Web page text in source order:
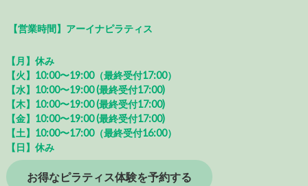
【営業時間】アーイナピラティス
【月】休み
【火】10:00〜19:00（最終受付17:00）
【水】10:00〜19:00 (最終受付17:00)
【木】10:00〜19:00 (最終受付17:00)
【金】10:00〜19:00 (最終受付17:00)
【土】10:00〜17:00（最終受付16:00）
【日】休み
お得なピラティス体験を予約する